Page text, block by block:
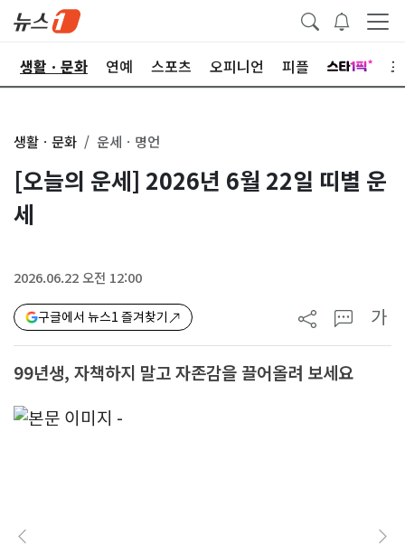
생활ㆍ문화 연예 스포츠 오피니언 피플
생활ㆍ문화 운세ㆍ명언
[오늘의 운세] 2026년 6월 22일 띠별 운
세
2026.06.22 오전 12:00
구글에서 뉴스1 즐겨찾기 가
99년생, 자책하지 말고 자존감을 끌어올려 보세요